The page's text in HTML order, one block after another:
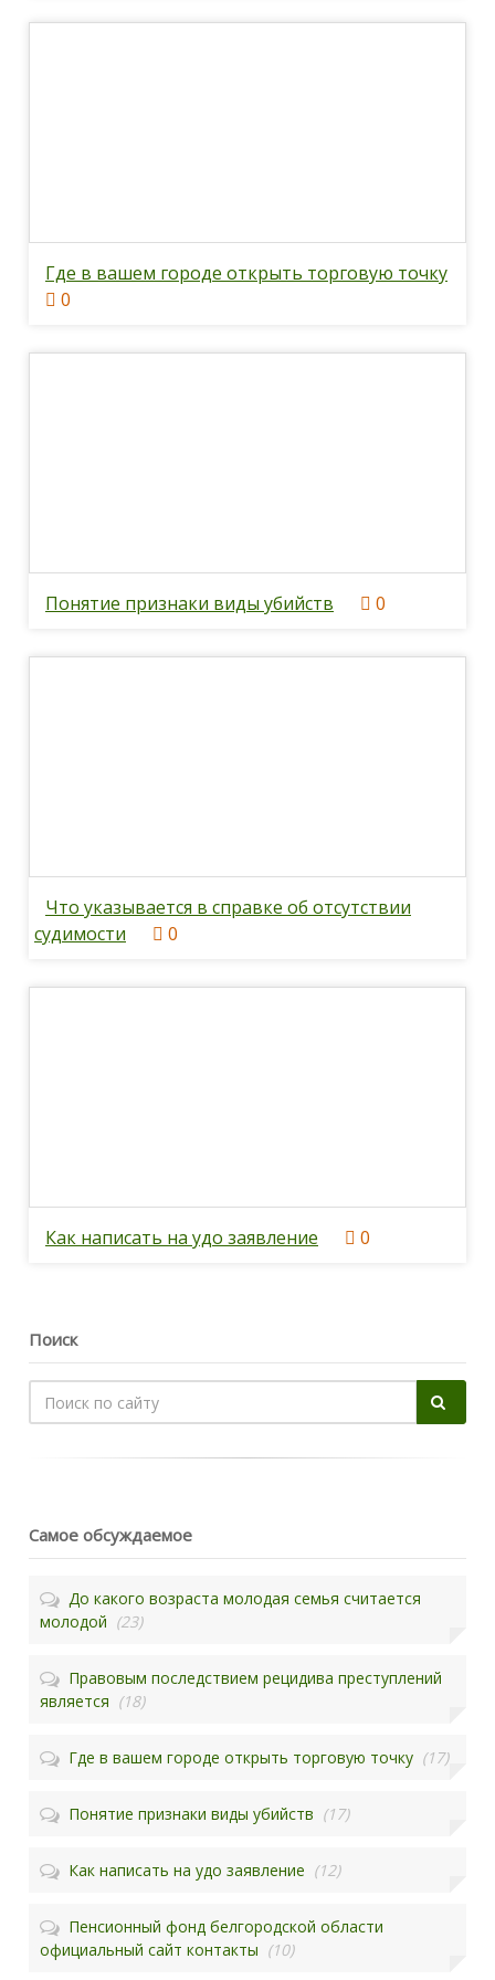
Где в вашем городе открыть торговую точку
0
Понятие признаки виды убийств 0
Что указывается в справке об отсутствии
судимости
0
Как написать на удо заявление 0
Поиск
Самое обсуждаемое
До какого возраста молодая семья считается
молодой (23)
Правовым последствием рецидива преступлений
является (18)
Где в вашем городе открыть торговую точку (17)
Понятие признаки виды убийств (17)
Как написать на удо заявление (12)
Пенсионный фонд белгородской области
официальный сайт контакты (10)